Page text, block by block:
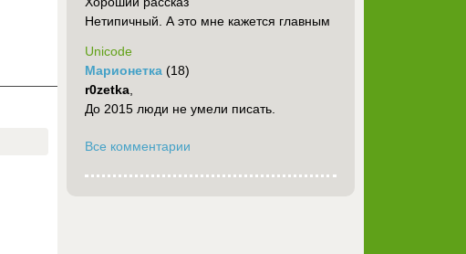
Нетипичный. А это мне кажется главным
Unicode
Марионетка (18)
r0zetka
До 2015 люди не умели писать.
Все комментарии